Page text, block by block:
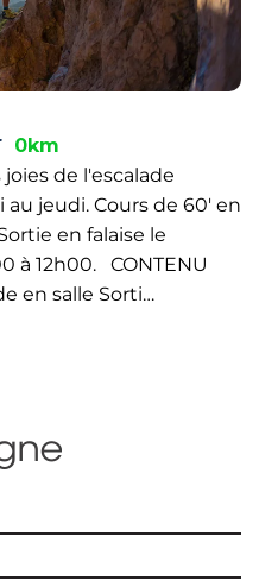
0km
de l'escalade
jeudi. Cours de 60' en
en falaise le
à 12h00. CONTENU
en salle Sorti…